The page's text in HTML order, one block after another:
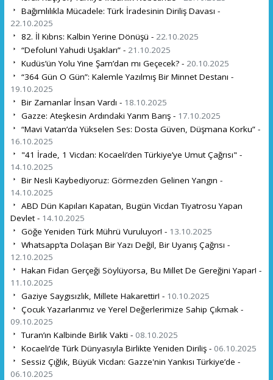
Bağımlılıkla Mücadele: Türk İradesinin Diriliş Davası -
22.10.2025
82. İl Kıbrıs: Kalbin Yerine Dönüşü - 22.10.2025
“Defolun! Yahudi Uşakları” - 21.10.2025
Kudüs’ün Yolu Yine Şam’dan mı Geçecek? - 20.10.2025
“364 Gün O Gün”: Kalemle Yazılmış Bir Minnet Destanı -
19.10.2025
Bir Zamanlar İnsan Vardı - 18.10.2025
Gazze: Ateşkesin Ardındaki Yarım Barış - 17.10.2025
“Mavi Vatan’da Yükselen Ses: Dosta Güven, Düşmana Korku” -
16.10.2025
"41 İrade, 1 Vicdan: Kocaeli’den Türkiye’ye Umut Çağrısı" -
14.10.2025
Bir Nesli Kaybediyoruz: Görmezden Gelinen Yangın -
14.10.2025
ABD Dün Kapıları Kapatan, Bugün Vicdan Tiyatrosu Yapan
Devlet - 14.10.2025
Göğe Yeniden Türk Mührü Vuruluyor! - 13.10.2025
Whatsapp’ta Dolaşan Bir Yazı Değil, Bir Uyanış Çağrısı -
12.10.2025
Hakan Fidan Gerçeği Söylüyorsa, Bu Millet De Gereğini Yapar! -
11.10.2025
Gaziye Saygısızlık, Millete Hakarettir! - 10.10.2025
Çocuk Yazarlarımız ve Yerel Değerlerimize Sahip Çıkmak -
09.10.2025
Turan’ın Kalbinde Birlik Vakti - 08.10.2025
Kocaeli’de Türk Dünyasıyla Birlikte Yeniden Diriliş - 06.10.2025
Sessiz Çığlık, Büyük Vicdan: Gazze'nin Yankısı Türkiye’de -
06.10.2025